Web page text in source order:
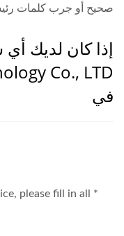
صحيح أو جرب كلمات
في